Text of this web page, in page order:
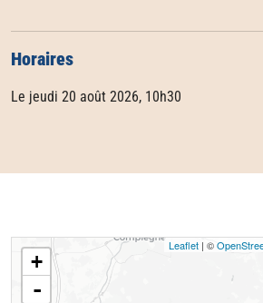
Horaires
Le jeudi 20 août 2026, 10h30
+
-
Leaflet | ©